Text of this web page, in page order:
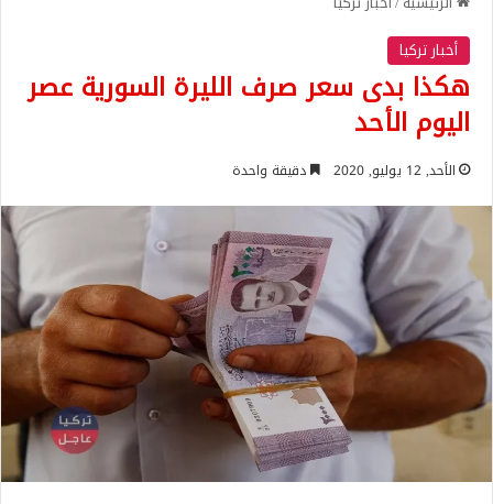
أخبار تركيا
هكذا بدى سعر صرف الليرة السورية عصر
اليوم الأحد
الأحد, 12 يوليو, 2020 دقيقة واحدة